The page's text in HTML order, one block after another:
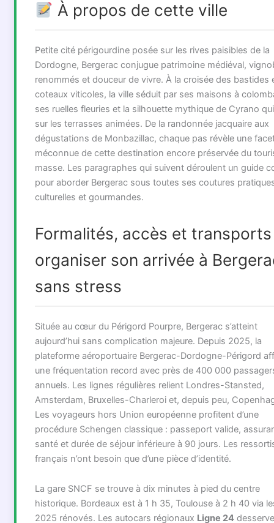
À propos de cette ville
Petite cité périgourdine posée sur les rives paisibles de la
Dordogne, Bergerac conjugue patrimoine médiéval,
renommés et douceur de vivre. À la croisée des bastides
coteaux viticoles, la ville séduit par ses maisons à
ses ruelles fleuries et la silhouette mythique de Cyrano
sur les terrasses animées. De la randonnée jacquaire aux
dégustations de Monbazillac, chaque pas révèle une
méconnue de cette destination encore préservée du
masse. Les paragraphes qui suivent déroulent un guide
pour aborder Bergerac sous toutes ses coutures
culturelles et gourmandes.
Formalités, accès et transports
organiser son arrivée à
sans stress
Située au cœur du Périgord Pourpre, Bergerac s’atteint
aujourd’hui sans complication majeure. Depuis 2025, la
plateforme aéroportuaire Bergerac-Dordogne-Périgord
une fréquentation record avec près de 400 000
annuels. Les lignes régulières relient Londres-Stansted,
Amsterdam, Bruxelles-Charleroi et, depuis peu,
Les voyageurs hors Union européenne profitent d’une
procédure Schengen classique : passeport valide,
santé et durée de séjour inférieure à 90 jours. Les
français n’ont besoin que d’une pièce d’identité.
La gare SNCF se trouve à dix minutes à pied du centre
historique. Bordeaux est à 1 h 35, Toulouse à 2 h 40 via
2025 rénovés. Les autocars régionaux Ligne 24